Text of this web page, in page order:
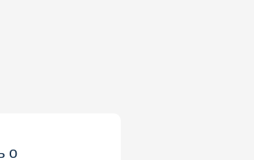
о